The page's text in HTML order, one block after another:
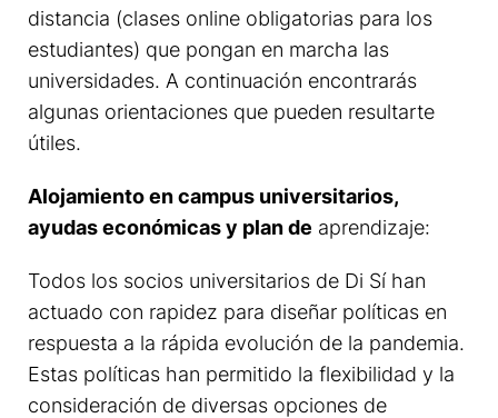
distancia (clases online obligatorias para los
estudiantes) que pongan en marcha las
universidades. A continuación encontrarás
algunas orientaciones que pueden resultarte
útiles.
Alojamiento en campus universitarios,
ayudas económicas y plan de aprendizaje:
Todos los socios universitarios de Di Sí han
actuado con rapidez para diseñar políticas en
respuesta a la rápida evolución de la pandemia.
Estas políticas han permitido la flexibilidad y la
consideración de diversas opciones de